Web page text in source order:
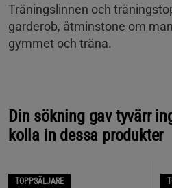
Träningslinnen och
garderob, åtminstone om
gymmet och träna.
Din sökning gav tyvärr
kolla in dessa produkter
TOPPSÄLJARE